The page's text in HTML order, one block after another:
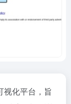
视化平台，旨